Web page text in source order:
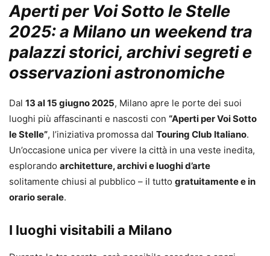
Aperti per Voi Sotto le Stelle
2025: a Milano un weekend tra
palazzi storici, archivi segreti e
osservazioni astronomiche
Dal 13 al 15 giugno 2025, Milano apre le porte dei suoi
luoghi più affascinanti e nascosti con “Aperti per Voi Sotto
le Stelle”, l’iniziativa promossa dal Touring Club Italiano.
Un’occasione unica per vivere la città in una veste inedita,
esplorando architetture, archivi e luoghi d’arte
solitamente chiusi al pubblico – il tutto gratuitamente e in
orario serale.
I luoghi visitabili a Milano